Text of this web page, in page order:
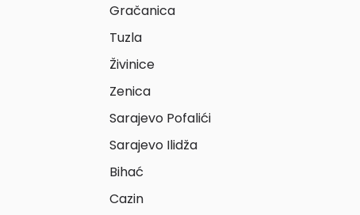
Gračanica
Tuzla
Živinice
Zenica
Sarajevo Pofalići
Sarajevo Ilidža
Bihać
Cazin